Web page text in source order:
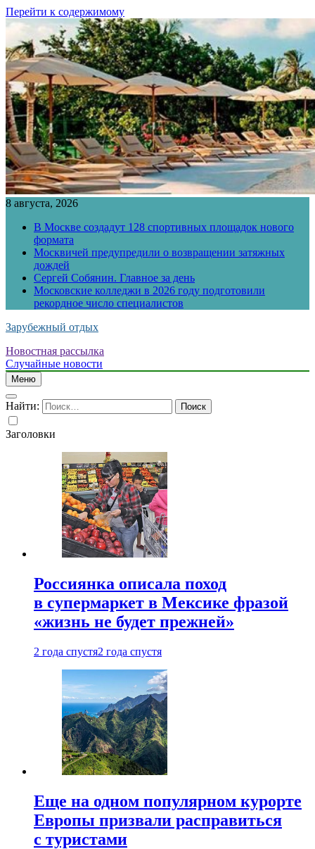
Перейти к содержимому
8 августа, 2026
В Москве создадут 128 спортивных площадок нового
формата
Москвичей предупредили о возвращении затяжных
дождей
Сергей Собянин. Главное за день
Московские колледжи в 2026 году подготовили
рекордное число специалистов
Зарубежный отдых
Новостная рассылка
Случайные новости
Меню
Найти:
Заголовки
Россиянка описала поход
в супермаркет в Мексике фразой
«жизнь не будет прежней»
2 года спустя2 года спустя
Еще на одном популярном курорте
Европы призвали расправиться
с туристами